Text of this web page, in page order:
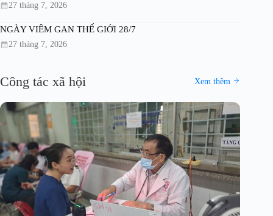
27 tháng 7, 2026
NGÀY VIÊM GAN THẾ GIỚI 28/7
27 tháng 7, 2026
Công tác xã hội Xem thêm